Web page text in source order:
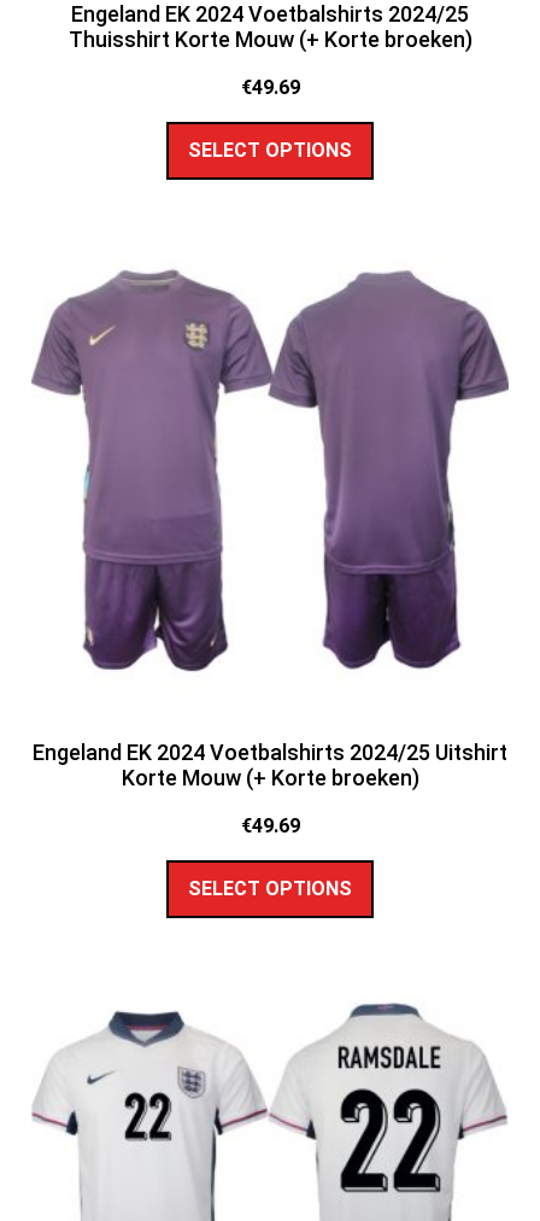
Engeland EK 2024 Voetbalshirts 2024/25
Thuisshirt Korte Mouw (+ Korte broeken)
€49.69
SELECT OPTIONS
Engeland EK 2024 Voetbalshirts 2024/25 Uitshirt
Korte Mouw (+ Korte broeken)
€49.69
SELECT OPTIONS